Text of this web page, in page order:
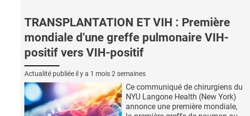
TRANSPLANTATION ET VIH : Première
mondiale d'une greffe pulmonaire VIH-
positif vers VIH-positif
Actualité publiée il y a 1 mois 2 semaines
Ce communiqué de chirurgiens du
NYU Langone Health (New York)
annonce une première mondiale,